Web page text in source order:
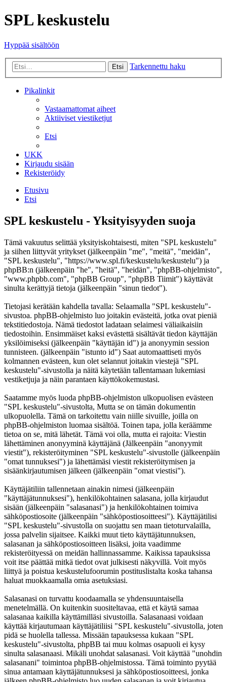
SPL keskustelu
Hyppää sisältöön
Etsi Tarkennettu haku
Pikalinkit
Vastaamattomat aiheet
Aktiiviset viestiketjut
Etsi
UKK
Kirjaudu sisään
Rekisteröidy
Etusivu
Etsi
SPL keskustelu - Yksityisyyden suoja
Tämä vakuutus selittää yksityiskohtaisesti, miten "SPL keskustelu"
ja siihen liittyvät yritykset (jälkeenpäin "me", "meitä", "meidän",
"SPL keskustelu", "https://www.spl.fi/keskustelu/keskustelu") ja
phpBB:n (jälkeenpäin "he", "heitä", "heidän", "phpBB-ohjelmisto",
"www.phpbb.com", "phpBB Group", "phpBB Tiimit") käyttävät
sinulta kerättyjä tietoja (jälkeenpäin "sinun tiedot").
Tietojasi kerätään kahdella tavalla: Selaamalla "SPL keskustelu"-
sivustoa. phpBB-ohjelmisto luo joitakin evästeitä, jotka ovat pieniä
tekstitiedostoja. Nämä tiedostot ladataan selaimesi väliaikaisiin
tiedostoihin. Ensimmäiset kaksi evästettä sisältävät tiedon käyttäjän
yksilöimiseksi (jälkeenpäin "käyttäjän id") ja anonyymin session
tunnisteen. (jälkeenpäin "istunto id") Saat automaattiseti myös
kolmannen evästeen, kun olet selannut joitakin viestejä "SPL
keskustelu"-sivustolla ja näitä käytetään tallentamaan lukemiasi
vestiketjuja ja näin parantaen käyttökokemustasi.
Saatamme myös luoda phpBB-ohjelmiston ulkopuolisen evästeen
"SPL keskustelu"-sivustolta, Mutta se on tämän dokumentin
ulkopuolella. Tämä on tarkoitettu vain niille sivuille, joilla on
phpBB-ohjelmiston luomaa sisältöä. Toinen tapa, jolla keräämme
tietoa on se, mitä lähetät. Tämä voi olla, mutta ei rajoita: Viestin
lähettäminen anonyyminä käyttäjänä (Jälkeenpäin "anonyymit
viestit"), rekisteröityminen "SPL keskustelu"-sivustolle (jälkeenpäin
"omat tunnuksesi") ja lähettämäsi viestit rekisteröitymisen ja
sisäänkirjautumisen jälkeen (jälkeenpäin "omat viestisi").
Käyttäjätiliin tallennetaan ainakin nimesi (jälkeenpäin
"käyttäjätunnuksesi"), henkilökohtainen salasana, jolla kirjaudut
sisään (jälkeenpäin "salasanasi") ja henkilökohtainen toimiva
sähköpostiosoite (jälkeenpäin "sähköpostiosoitteesi"). Käyttäjätilisi
"SPL keskustelu"-sivustolla on suojattu sen maan tietoturvalailla,
jossa palvelin sijaitsee. Kaikki muut tieto käyttäjätunnuksen,
salasanan ja sähköpostiosoitteen lisäksi, joita vaadimme
rekisteröityessä on meidän hallinnassamme. Kaikissa tapauksissa
voit itse päättää mitkä tiedot ovat julkisesti näkyvillä. Voit myös
liittyä ja poistua keskustelufoorumin postituslistalta koska tahansa
haluat muokkaamalla omia asetuksiasi.
Salasanasi on turvattu koodaamalla se yhdensuuntaisella
menetelmällä. On kuitenkin suositeltavaa, että et käytä samaa
salasanaa kaikilla käyttämilläsi sivustoilla. Salasanaasi voidaan
käyttää kirjautumaan käyttäjätiliisi "SPL keskustelu"-sivustolla, joten
pidä se huolella tallessa. Missään tapauksessa kukaan "SPL
keskustelu"-sivustolta, phpBB tai muu kolmas osapuoli ei kysy
sinulta salasanaasi. Mikäli unohdat salasanasi. Voit käyttää "unohdin
salasanani" toimintoa phpBB-ohjelmistossa. Tämä toiminto pyytää
sinua antamaan käyttäjätunnuksesi ja sähköpostiosoitteesi, jonka